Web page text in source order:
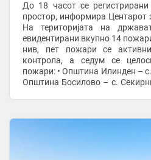
До 18 часот се
простор, информира Центарот
На територијата на
евидентирани вкупно 14
нив, пет пожари се
контрола, а седум се
пожари: • Општина Илинден –
Општина Босилово – с.